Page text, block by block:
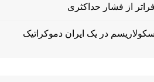
فراتر از فشار حداکثری
سکولاریسم در یک ایران دموکراتیک